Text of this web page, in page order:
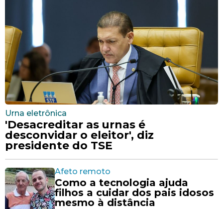
Urna eletrônica
'Desacreditar as urnas é
desconvidar o eleitor', diz
presidente do TSE
Afeto remoto
Como a tecnologia ajuda
filhos a cuidar dos pais idosos
mesmo à distância